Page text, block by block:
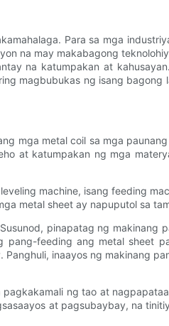
Para sa mga
na may makabagong
na katumpakan at
magbubukas ng isang
mga metal coil sa mga
at katumpakan ng mga
machine, isang feeding
metal sheet ay napuputol sa
pinapatag ng makinang
feeding ang metal sheet
inaayos ng makinang
ng tao at
at pagsubaybay, na